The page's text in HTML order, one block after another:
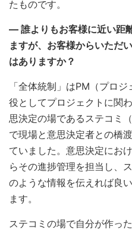
たものです。
― 誰よりもお客様に近い距
ますが、お客様からいただ
はありますか？
「全体統制」はPM（プロジ
役としてプロジェクトに関
思決定の場であるステコミ
で現場と意思決定者との橋
ていました。 意思決定にお
らその進捗管理を担当し、
のような情報を伝えれば良
ます。
ステコミの場で自分が作っ